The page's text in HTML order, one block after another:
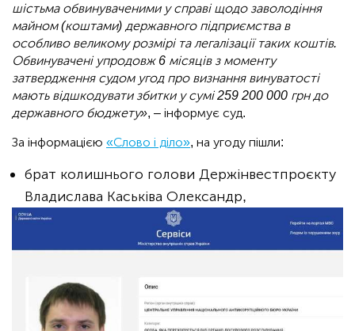
шістьма обвинуваченими у справі щодо заволодіння
майном (коштами) державного підприємства в
особливо великому розмірі та легалізації таких коштів.
Обвинувачені упродовж 6 місяців з моменту
затвердження судом угод про визнання винуватості
мають відшкодувати збитки у сумі 259 200 000 грн до
державного бюджету», – інформує суд.
За інформацією «Слово і діло», на угоду пішли:
брат колишнього голови Держінвестпроєкту
Владислава Каськіва Олександр,